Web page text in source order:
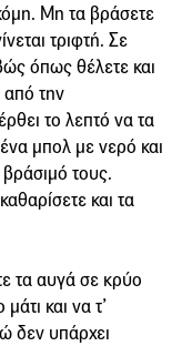
Μη τα βράσετε
τριφτή. Σε
όπως θέλετε και
από την
το λεπτό να τα
μπολ με νερό και
τους.
και τα
τα αυγά σε κρύο
και να τ’
δεν υπάρχει